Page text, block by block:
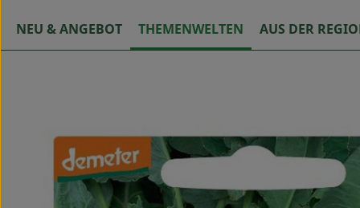
NEU & ANGEBOT THEMENWELTEN AUS DER